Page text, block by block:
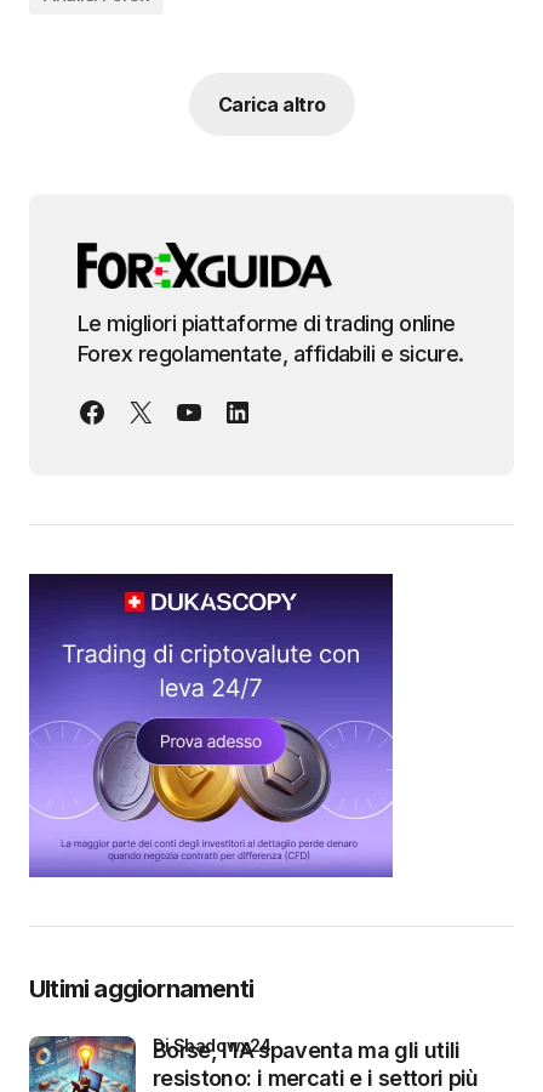
Carica altro
Le migliori piattaforme di trading online
Forex regolamentate, affidabili e sicure.
Ultimi aggiornamenti
Borse, l’IA spaventa ma gli utili
resistono: i mercati e i settori più
di Shadowx24